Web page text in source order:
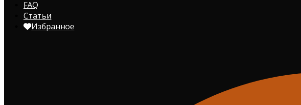
FAQ
Статьи
Избранное